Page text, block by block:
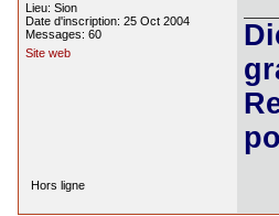
Lieu: Sion
Date d'inscription: 25 Oct 2004
Messages: 60
Site web
Hors ligne